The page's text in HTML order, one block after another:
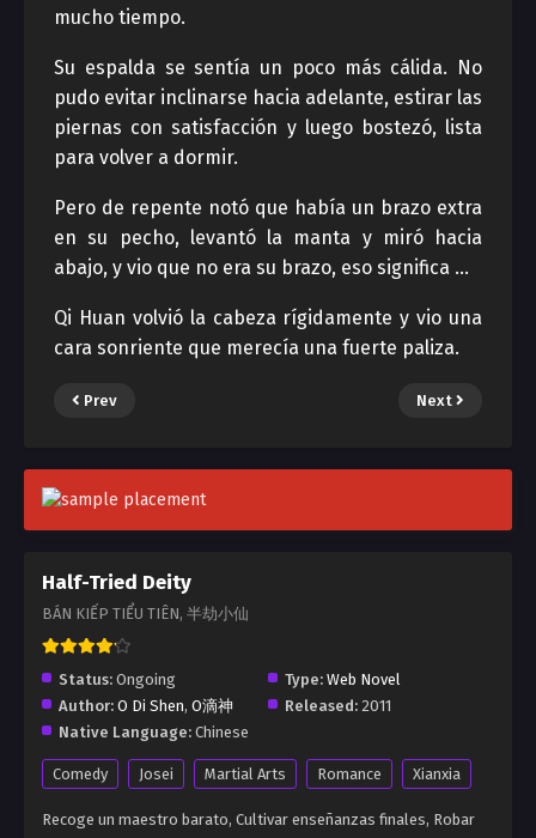
mucho tiempo.
Su espalda se sentía un poco más cálida. No
pudo evitar inclinarse hacia adelante, estirar las
piernas con satisfacción y luego bostezó, lista
para volver a dormir.
Pero de repente notó que había un brazo extra
en su pecho, levantó la manta y miró hacia
abajo, y vio que no era su brazo, eso significa …
Qi Huan volvió la cabeza rígidamente y vio una
cara sonriente que merecía una fuerte paliza.
Prev Next
Half-Tried Deity
BÁN KIẾP TIỂU TIÊN, 半劫小仙
Status: Ongoing Type: Web Novel
Author: O Di Shen, O滴神 Released: 2011
Native Language: Chinese
Comedy Josei Martial Arts Romance Xianxia
Recoge un maestro barato, Cultivar enseñanzas finales, Robar